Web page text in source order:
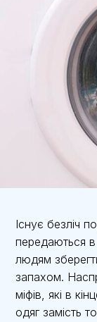
Існує безліч
передаються
людям
запахом.
міфів, які в
одяг замість